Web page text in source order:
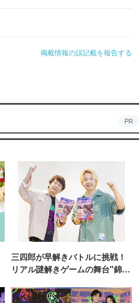
掲載情報の誤記載を報告する
PR
三四郎が早解きバトルに挑戦！
リアル謎解きゲームの舞台"錦糸